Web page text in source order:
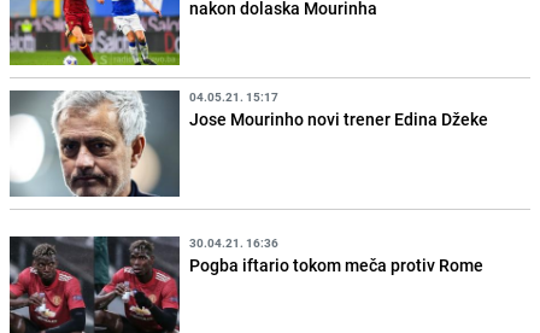
nakon dolaska Mourinha
04.05.21. 15:17
Jose Mourinho novi trener Edina Džeke
30.04.21. 16:36
Pogba iftario tokom meča protiv Rome